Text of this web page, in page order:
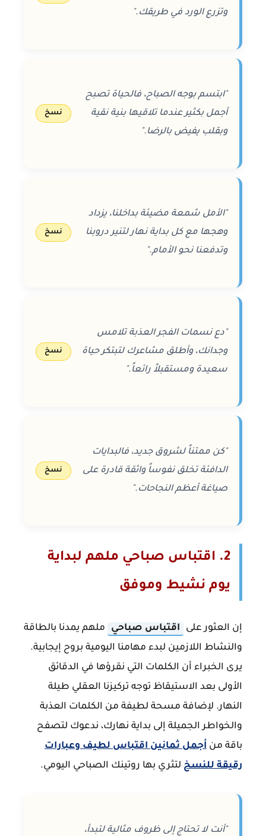
وتزرع الورد في طريقك."
"ابتسم بوجه الصباح، فالحياة تصبح
أجمل بكثير عندما تلاقيها بنية نقية
وبقلب يفيض بالرضا."
نسخ
"الأمل شمعة مضيئة بداخلنا، يزداد
وهجها مع كل بداية نهار لتنير دروبنا
وتدفعنا نحو الأمام."
نسخ
"دع نسمات الفجر العذبة تلامس
وجدانك، وأطلق مشاعرك لتبتكر حياة
سعيدة ومستقبلاً رائعاً."
نسخ
"كن ممتناً لشروق جديد، فالبدايات
الدافئة تخلق نفوساً واثقة قادرة على
صياغة أعظم النجاحات."
نسخ
2. اقتباس صباحي ملهم لبداية
يوم نشيط وموفق
إن العثور على اقتباس صباحي
ملهم يمدنا بالطاقة
والنشاط اللازمين لبدء مهامنا اليومية بروح إيجابية.
يرى الخبراء أن الكلمات التي نقرؤها في الدقائق
الأولى بعد الاستيقاظ توجه تركيزنا العقلي طيلة
النهار. لإضافة مسحة لطيفة من الكلمات العذبة
والخواطر الجميلة إلى بداية نهارك، ندعوك لتصفح
باقة من أجمل ثمانين اقتباس لطيف وعبارات
رقيقة للنسخ لتثري بها روتينك الصباحي اليومي.
"أنت لا تحتاج إلى ظروف مثالية لتبدأ،